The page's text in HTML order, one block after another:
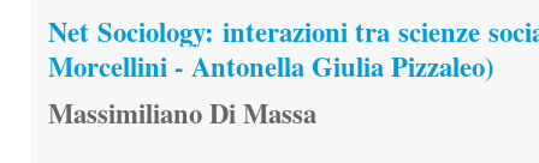
Net Sociology: interazioni tra scienze
Morcellini - Antonella Giulia Pizzaleo)
Massimiliano Di Massa